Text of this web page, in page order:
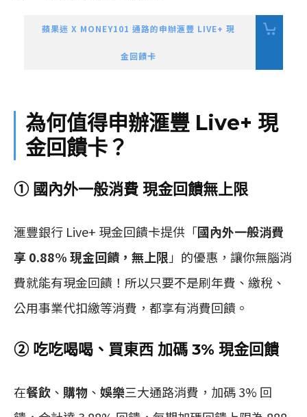
蘋果迷 X MONEY101 通路的申辦滙豐 LIVE+ 現
金回饋卡
為何值得申辦滙豐 Live+ 現
金回饋卡？
① 國內外一般消費 現金回饋無上限
滙豐銀行 Live+ 現金回饋卡提供「國內外一般消費
享 0.88% 現金回饋，無上限」的優惠，讓你無腦消
費就能有現金回饋！所以只要不是刷年費、繳稅、
公用事業代扣繳等消費，都享有消費回饋。
② 吃吃喝喝、買東西 加碼 3% 現金回饋
在餐飲 、 購物 、 娛樂三大通路消費，加碼 3% 回